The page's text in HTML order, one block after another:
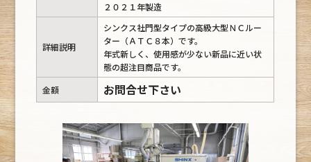
２０２１年製造
詳細説明
シンクス社門型タイプの高級大型ＮＣルー
ター（ＡＴＣ８本）です。
年式新しく、使用感が少ない新品に近い状
態の超注目商品です。
金額
お問合せ下さい